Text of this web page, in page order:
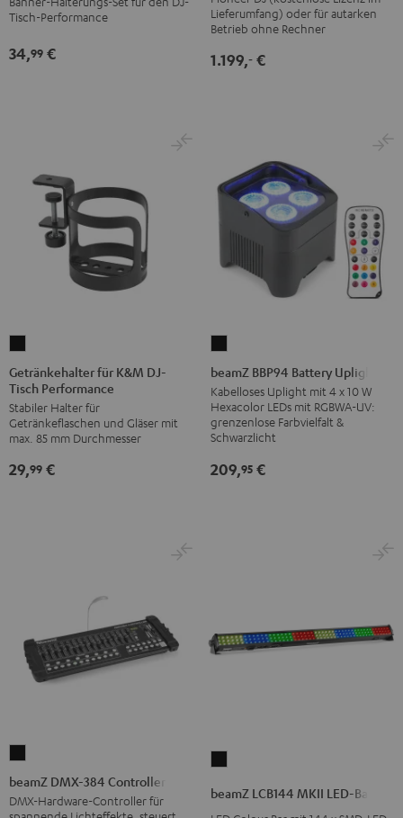
K&M
Tisch-
Tisch-Performance
34,99 €
Schwarz
Lieferumfang) oder für autarken
Betrieb ohne Rechner
1.199,‐ €
für
K&M
DJ-
Tisch
Schwarz
Getränkehalter für K&M DJ-
Tisch Performance
Stabiler Halter für
Getränkeflaschen und Gläser mit
max. 85 mm Durchmesser
29,99 €
BBP94
Battery
Uplight
Schwarz
beamZ BBP94 Battery Uplight
Kabelloses Uplight mit 4 x 10 W
Hexacolor LEDs mit RGBWA-UV:
grenzenlose Farbvielfalt &
Schwarzlicht
209,95 €
DMX-
384
beamZ DMX-384 Controller
DMX-Hardware-Controller für
MKII
beamZ LCB144 MKII LED-Bar